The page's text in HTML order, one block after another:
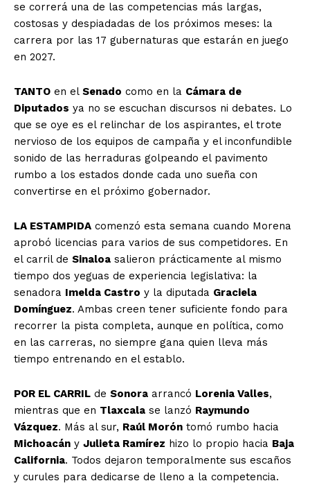
se correrá una de las competencias más largas,
costosas y despiadadas de los próximos meses: la
carrera por las 17 gubernaturas que estarán en juego
en 2027.
TANTO en el Senado como en la Cámara de
Diputados ya no se escuchan discursos ni debates. Lo
que se oye es el relinchar de los aspirantes, el trote
nervioso de los equipos de campaña y el inconfundible
sonido de las herraduras golpeando el pavimento
rumbo a los estados donde cada uno sueña con
convertirse en el próximo gobernador.
LA ESTAMPIDA comenzó esta semana cuando Morena
aprobó licencias para varios de sus competidores. En
el carril de Sinaloa salieron prácticamente al mismo
tiempo dos yeguas de experiencia legislativa: la
senadora Imelda Castro y la diputada Graciela
Domínguez. Ambas creen tener suficiente fondo para
recorrer la pista completa, aunque en política, como
en las carreras, no siempre gana quien lleva más
tiempo entrenando en el establo.
POR EL CARRIL de Sonora arrancó Lorenia Valles,
mientras que en Tlaxcala se lanzó Raymundo
Vázquez. Más al sur, Raúl Morón tomó rumbo hacia
Michoacán y Julieta Ramírez hizo lo propio hacia Baja
California. Todos dejaron temporalmente sus escaños
y curules para dedicarse de lleno a la competencia.